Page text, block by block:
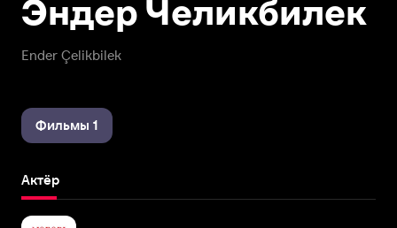
Ender Çelikbilek
Эндер Челикбилек
Фильмы 1
Актёр